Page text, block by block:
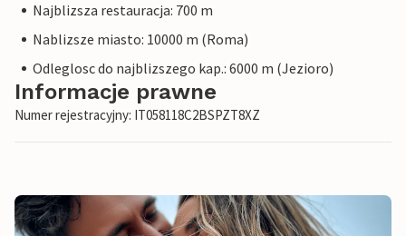
Najblizsza restauracja: 700 m
Nablizsze miasto: 10000 m (Roma)
Odleglosc do najblizszego kap.: 6000 m (Jezioro)
Informacje prawne
Numer rejestracyjny: IT058118C2BSPZT8XZ